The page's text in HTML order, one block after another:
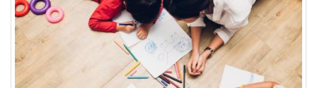
e
l'adolescenza